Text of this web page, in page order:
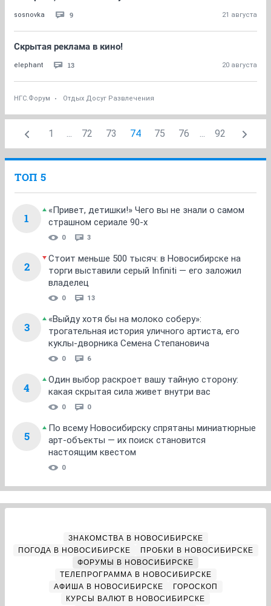
sosnovka 9 21 августа
Скрытая реклама в кино!
elephant 13 20 августа
НГС.Форум Отдых Досуг Развлечения
1 ... 72 73 74 75 76 ... 92
ТОП 5
1
«Привет, детишки!» Чего вы не знали о самом
страшном сериале 90-х
0 3
2
Стоит меньше 500 тысяч: в Новосибирске на
торги выставили серый Infiniti — его заложил
владелец
0 13
3
«Выйду хотя бы на молоко соберу»:
трогательная история уличного артиста, его
куклы-дворника Семена Степановича
0 6
4
Один выбор раскроет вашу тайную сторону:
какая скрытая сила живет внутри вас
0 0
5
По всему Новосибирску спрятаны миниатюрные
арт-объекты — их поиск становится
настоящим квестом
0
ЗНАКОМСТВА В НОВОСИБИРСКЕ
ПОГОДА В НОВОСИБИРСКЕ
ПРОБКИ В НОВОСИБИРСКЕ
ФОРУМЫ В НОВОСИБИРСКЕ
ТЕЛЕПРОГРАММА В НОВОСИБИРСКЕ
АФИША В НОВОСИБИРСКЕ
ГОРОСКОП
КУРСЫ ВАЛЮТ В НОВОСИБИРСКЕ